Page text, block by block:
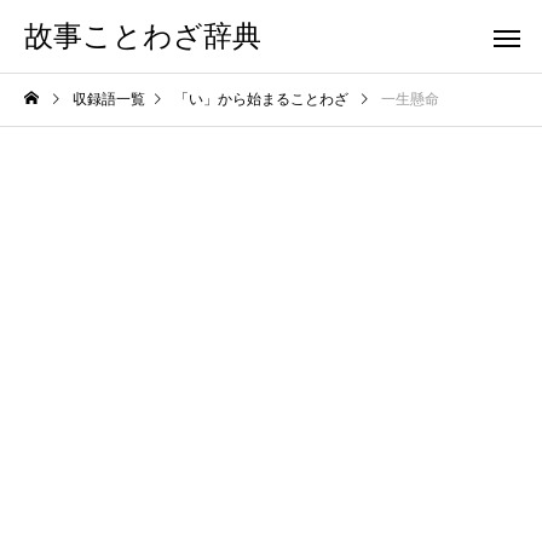
故事ことわざ辞典
収録語一覧 「い」から始まることわざ 一生懸命